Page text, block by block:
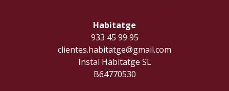
Habitatge
933 45 99 95
clientes.habitatge@gmail.com
Instal Habitatge SL
B64770530